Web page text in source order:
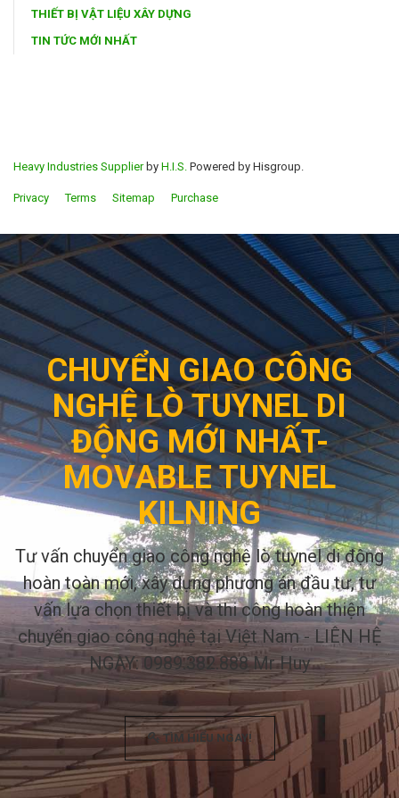
THIẾT BỊ VẬT LIỆU XÂY DỰNG
TIN TỨC MỚI NHẤT
Heavy Industries Supplierby H.I.S. Powered by Hisgroup.
Privacy Terms Sitemap Purchase
CHUYỂN GIAO CÔNG
NGHỆ LÒ TUYNEL DI
ĐỘNG MỚI NHẤT-
MOVABLE TUYNEL
KILNING
Tư vấn chuyển giao công nghệ lò tuynel di động
hoàn toàn mới, xây dựng phương án đầu tư, tư
vấn lựa chọn thiết bị và thi công hoàn thiện
chuyển giao công nghệ tại Việt Nam - LIÊN HỆ
NGAY: 0989.382.888 Mr Huy
TÌM HIỂU NGAY!